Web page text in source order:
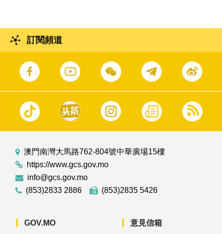
訂閱頻道
澳門南灣大馬路762-804號中華廣場15樓
https://www.gcs.gov.mo
info@gcs.gov.mo
(853)2833 2886
(853)2835 5426
GOV.MO 意見信箱